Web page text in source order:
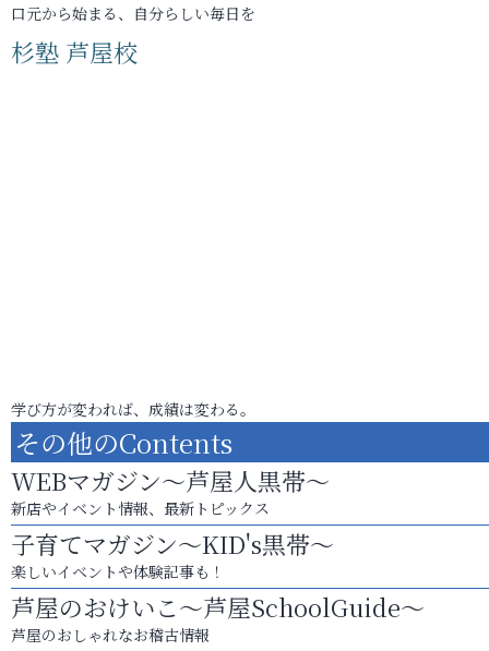
口元から始まる、自分らしい毎日を
杉塾 芦屋校
学び方が変われば、成績は変わる。
その他のContents
WEBマガジン～芦屋人黒帯～
新店やイベント情報、最新トピックス
子育てマガジン～KID's黒帯～
楽しいイベントや体験記事も！
芦屋のおけいこ～芦屋SchoolGuide～
芦屋のおしゃれなお稽古情報